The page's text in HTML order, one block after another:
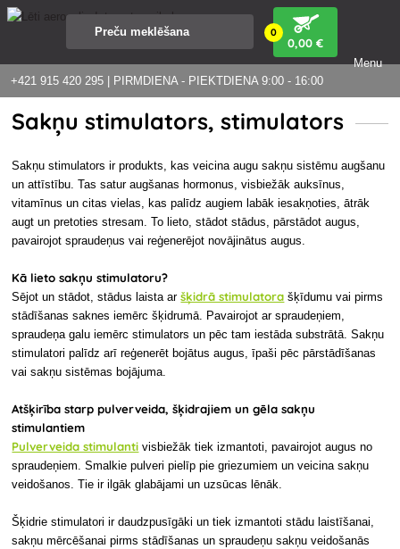
+421 915 420 295 | PIRMDIENA - PIEKTDIENA 9:00 - 16:00
0
0,00 €
Menu
Sakņu stimulators, stimulators
Sakņu stimulators ir produkts, kas veicina augu sakņu sistēmu augšanu
un attīstību. Tas satur augšanas hormonus, visbiežāk auksīnus,
vitamīnus un citas vielas, kas palīdz augiem labāk iesakņoties, ātrāk
augt un pretoties stresam. To lieto, stādot stādus, pārstādot augus,
pavairojot spraudeņus vai reģenerējot novājinātus augus.
Kā lieto sakņu stimulatoru?
Sējot un stādot, stādus laista aršķidrā stimulatora šķīdumu vai pirms
stādīšanas saknes iemērc šķidrumā. Pavairojot ar spraudeņiem,
spraudeņa galu iemērc stimulators un pēc tam iestāda substrātā. Sakņu
stimulatori palīdz arī reģenerēt bojātus augus, īpaši pēc pārstādīšanas
vai sakņu sistēmas bojājuma.
Atšķirība starp pulverveida, šķidrajiem un gēla sakņu
stimulantiem
Pulverveida stimulanti visbiežāk tiek izmantoti, pavairojot augus no
spraudeņiem. Smalkie pulveri pielīp pie griezumiem un veicina sakņu
veidošanos. Tie ir ilgāk glabājami un uzsūcas lēnāk.
Šķidrie stimulatori ir daudzpusīgāki un tiek izmantoti stādu laistīšanai,
sakņu mērcēšanai pirms stādīšanas un spraudeņu sakņu veidošanās